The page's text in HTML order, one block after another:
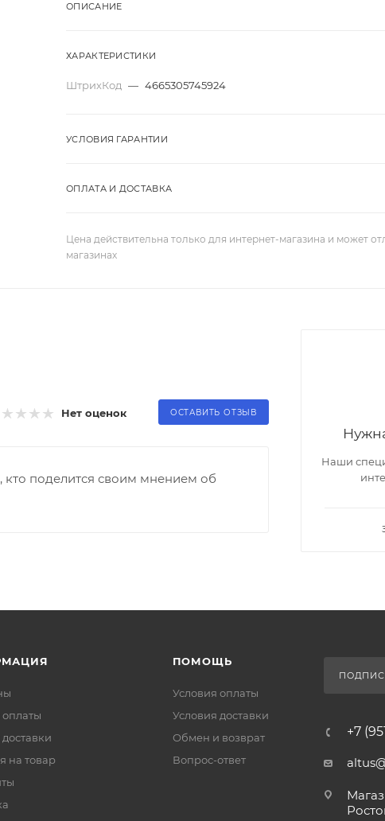
ОПИСАНИЕ
ХАРАКТЕРИСТИКИ
ШтрихКод — 4665305745924
УСЛОВИЯ ГАРАНТИИ
ОПЛАТА И ДОСТАВКА
Цена действительна только для интернет-магазина и может
магазинах
Нет оценок ОСТАВИТЬ ОТЗЫВ
поделится своим мнением об
Наши
оплаты
на товар
ПОМОЩЬ
Условия оплаты
Условия доставки
Обмен и возврат
Вопрос-ответ
+7